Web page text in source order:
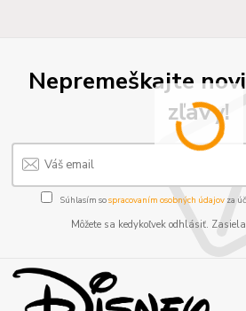
Nepremeškajte
zľavy!
Súhlasím sospracovaním osobných údajov za
Môžete sa kedykoľvek odhlásiť.